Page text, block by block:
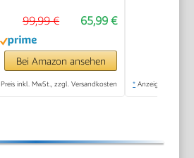
65,99 €
99,99 €
Bei Amazon ansehen
Preis inkl. MwSt., zzgl. Versandkosten * Anzeige